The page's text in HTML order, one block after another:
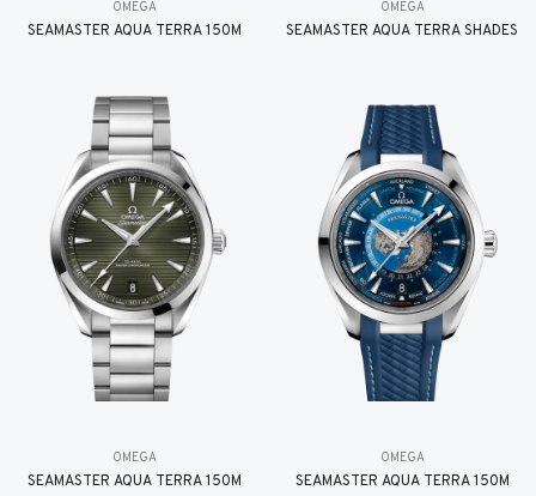
OMEGA
SEAMASTER AQUA TERRA 150M
OMEGA
SEAMASTER AQUA TERRA SHADES
OMEGA
SEAMASTER AQUA TERRA 150M
OMEGA
SEAMASTER AQUA TERRA 150M